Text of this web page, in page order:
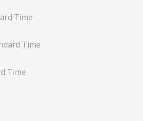
Time
Time
Time